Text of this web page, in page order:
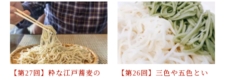
【第27回】粋な江戸蕎麦の
【第26回】三色や五色とい